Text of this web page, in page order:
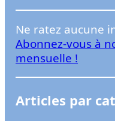
e
r
Ne ratez aucune
Abonnez-vous à
mensuelle !
Articles par